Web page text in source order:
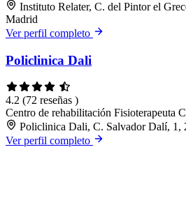
Instituto Relater, C. del Pintor el
Madrid
Ver perfil completo
Policlinica Dali
4.2 (72 reseñas )
Centro de rehabilitación Fisioterapeuta
Policlinica Dali, C. Salvador Dalí, 1,
Ver perfil completo